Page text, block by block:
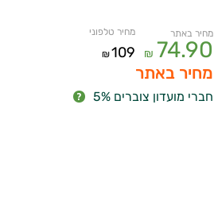
מחיר באתר
74.90
₪
מחיר טלפוני
109
₪
מחיר באתר
חברי מועדון צוברים 5%